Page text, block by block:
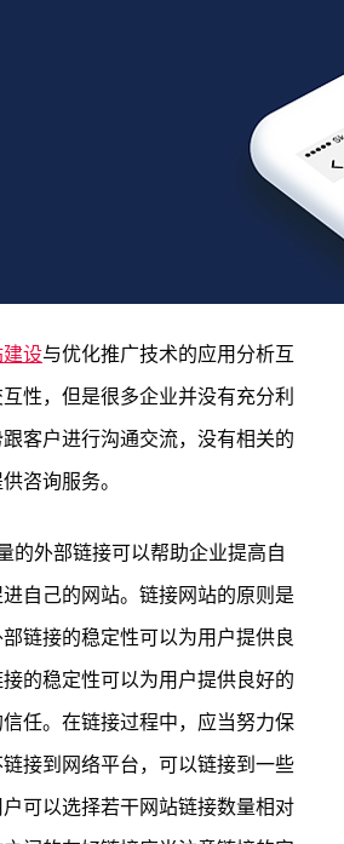
设与优化推广技术的应用分析互
性，但是很多企业并没有充分利
客户进行沟通交流，没有相关的
咨询服务。
外部链接可以帮助企业提高自
自己的网站。链接网站的原则是
链接的稳定性可以为用户提供良
的稳定性可以为用户提供良好的
任。在链接过程中，应当努力保
接到网络平台，可以链接到一些
可以选择若干网站链接数量相对